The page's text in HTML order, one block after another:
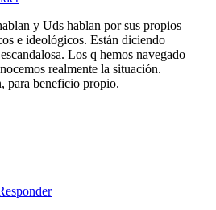
y Uds hablan por sus propios
e ideológicos. Están diciendo
Los q hemos navegado
realmente la situación.
para beneficio propio.